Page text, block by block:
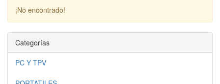
¡No encontrado!
Categorías
PC Y TPV